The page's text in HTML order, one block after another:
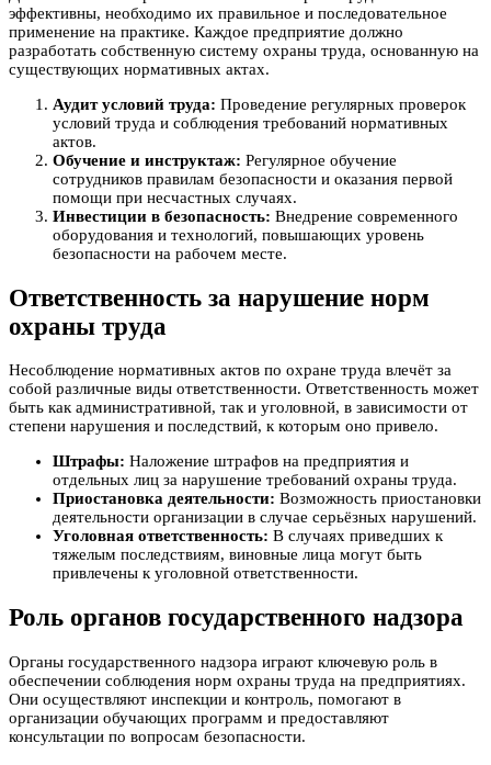
эффективны, необходимо их правильное и последовательное
применение на практике. Каждое предприятие должно
разработать собственную систему охраны труда, основанную на
существующих нормативных актах.
Аудит условий труда: Проведение регулярных проверок
условий труда и соблюдения требований нормативных
актов.
Обучение и инструктаж: Регулярное обучение
сотрудников правилам безопасности и оказания первой
помощи при несчастных случаях.
Инвестиции в безопасность: Внедрение современного
оборудования и технологий, повышающих уровень
безопасности на рабочем месте.
Ответственность за нарушение норм
охраны труда
Несоблюдение нормативных актов по охране труда влечёт за
собой различные виды ответственности. Ответственность может
быть как административной, так и уголовной, в зависимости от
степени нарушения и последствий, к которым оно привело.
Штрафы: Наложение штрафов на предприятия и
отдельных лиц за нарушение требований охраны труда.
Приостановка деятельности: Возможность приостановки
деятельности организации в случае серьёзных нарушений.
Уголовная ответственность: В случаях приведших к
тяжелым последствиям, виновные лица могут быть
привлечены к уголовной ответственности.
Роль органов государственного надзора
Органы государственного надзора играют ключевую роль в
обеспечении соблюдения норм охраны труда на предприятиях.
Они осуществляют инспекции и контроль, помогают в
организации обучающих программ и предоставляют
консультации по вопросам безопасности.